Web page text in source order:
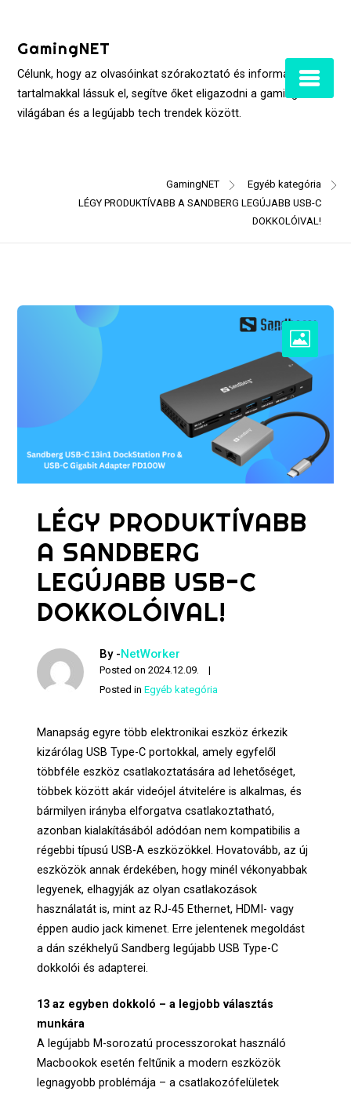
contentGamingNET
Célunk, hogy az olvasóinkat szórakoztató és informatív
tartalmakkal lássuk el, segítve őket eligazodni a gaming
világában és a legújabb tech trendek között.
GamingNET
Egyéb kategória
LÉGY PRODUKTÍVABB A SANDBERG LEGÚJABB USB-C
DOKKOLÓIVAL!
LÉGY PRODUKTÍVABB
A SANDBERG
LEGÚJABB USB-C
DOKKOLÓIVAL!
By -NetWorker
Posted on2024.12.09.
Posted inEgyéb kategória
Manapság egyre több elektronikai eszköz érkezik
kizárólag USB Type-C portokkal, amely egyfelől
többféle eszköz csatlakoztatására ad lehetőséget,
többek között akár videójel átvitelére is alkalmas, és
bármilyen irányba elforgatva csatlakoztatható,
azonban kialakításából adódóan nem kompatibilis a
régebbi típusú USB-A eszközökkel. Hovatovább, az új
eszközök annak érdekében, hogy minél vékonyabbak
legyenek, elhagyják az olyan csatlakozások
használatát is, mint az RJ-45 Ethernet, HDMI- vagy
éppen audio jack kimenet. Erre jelentenek megoldást
a dán székhelyű Sandberg legújabb USB Type-C
dokkolói és adapterei.
13 az egyben dokkoló – a legjobb választás
munkára
A legújabb M-sorozatú processzorokat használó
Macbookok esetén feltűnik a modern eszközök
legnagyobb problémája – a csatlakozófelületek